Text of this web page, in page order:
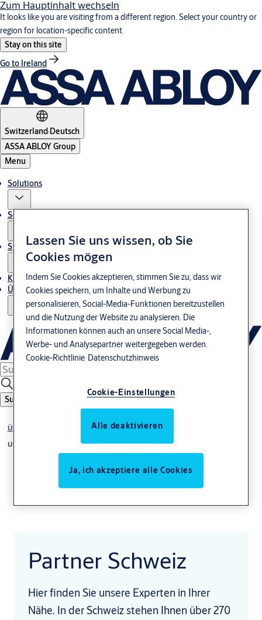
Zum Hauptinhalt wechseln
It looks like you are visiting from a different region. Select your country or
region for location-specific content.
Stay on this site
Go to Ireland
Switzerland·Deutsch
ASSA ABLOY Group
Menu
Solutions
Service
Stories
Kontakt
Über uns
Suche
Über uns
Unsere Partner
Partner Schweiz
Hier finden Sie unsere Experten in Ihrer
Nähe. In der Schweiz stehen Ihnen über 270
Lassen Sie uns wissen, ob Sie
Cookies mögen
Indem Sie Cookies akzeptieren, stimmen Sie zu, dass wir
Cookies speichern, um Inhalte und Werbung zu
personalisieren, Social-Media-Funktionen bereitzustellen
und die Nutzung der Website zu analysieren. Die
Informationen können auch an unsere Social Media-,
Werbe- und Analysepartner weitergegeben werden.
Cookie-Richtlinie Datenschutzhinweis
Cookie-Einstellungen
Alle deaktivieren
Ja, ich akzeptiere alle Cookies